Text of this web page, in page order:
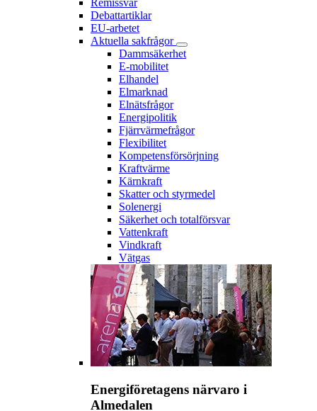
Debattartiklar
EU-arbetet
Aktuella sakfrågor
Dammsäkerhet
E-mobilitet
Elhandel
Elmarknad
Elnätsfrågor
Energipolitik
Fjärrvärmefrågor
Flexibilitet
Kompetensförsörjning
Kraftvärme
Kärnkraft
Skatter och styrmedel
Solenergi
Säkerhet och totalförsvar
Vattenkraft
Vindkraft
Vätgas
Energiföretagens närvaro i
Almedalen